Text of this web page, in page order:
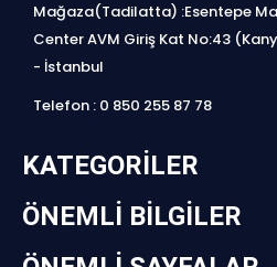
Mağaza(Tadilatta) :Esentepe
Center AVM Giriş Kat No:43
- İstanbul
Telefon : 0 850 255 87 78
KATEGORILER
ÖNEMLI BILGILER